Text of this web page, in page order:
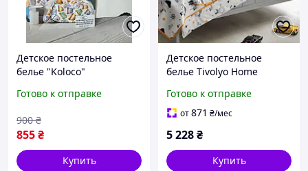
Детское постельное
белье "Koloco"
Готово к отправке
855₴
900 ₴
Купить
Детское постельное
белье Tivolyo Home
хлопок, с вышивкой
детское
Готово к отправке
от871 ₴/мес
5 228₴
Купить